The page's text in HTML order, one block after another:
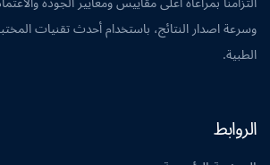
وسرعة اصدار النتائج، باستخدام أحدث تقنيات
الطبية.
الروابط